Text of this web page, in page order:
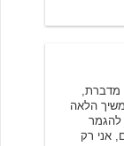
מדברת,
הלאה
להגמר
אני רק